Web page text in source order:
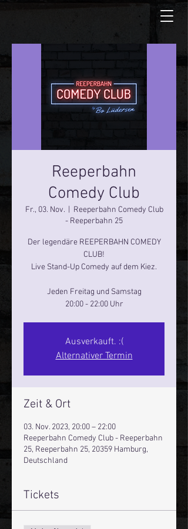
Reeperbahn
Comedy Club
Fr., 03. Nov.
  |
Reeperbahn Comedy Club
- Reeperbahn 25
Der legendäre REEPERBAHN COMEDY
CLUB!
Live Stand-Up Comedy auf dem Kiez.
Jeden Freitag und Samstag
20:00 - 22:00 Uhr
Ausverkauft. :(
Alternativer Termin
Zeit & Ort
03. Nov. 2023, 20:00 – 22:00
Reeperbahn Comedy Club - Reeperbahn
25, Reeperbahn 25, 20359 Hamburg,
Deutschland
Tickets